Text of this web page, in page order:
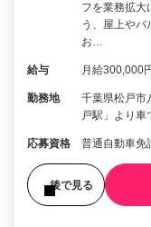
フを業務拡大
う、屋上やバ
お…
給与 月給300,000
勤務地
千葉県松戸市
戸駅」より車
応募資格 普通自動車
後で見る